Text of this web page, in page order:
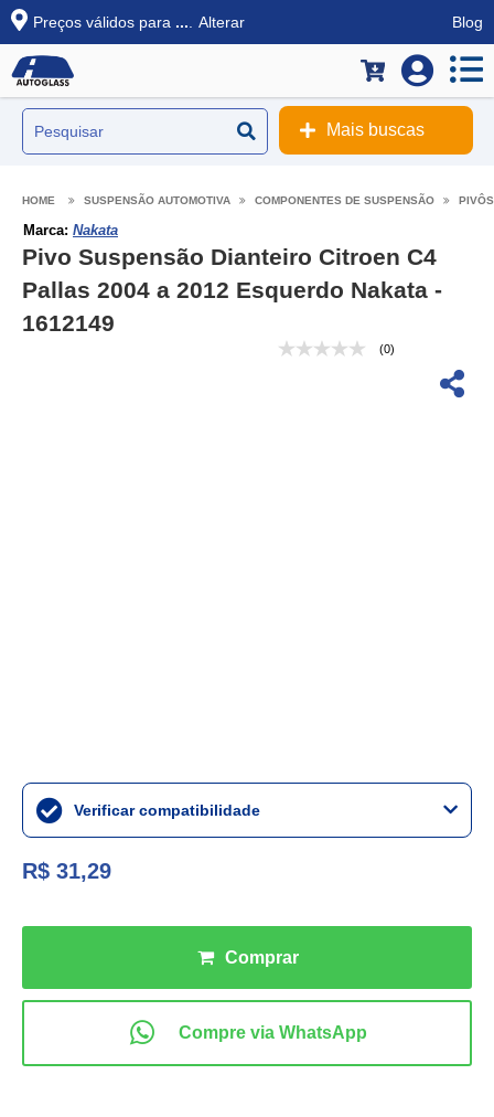
Preços válidos para ... Alterar Blog
Mais buscas
SUSPENSÃO AUTOMOTIVA COMPONENTES DE SUSPENSÃO PIVÔS
Marca: Nakata
Pivo Suspensão Dianteiro Citroen C4
Pallas 2004 a 2012 Esquerdo Nakata -
1612149
(0)
Verificar compatibilidade
R$ 31,29